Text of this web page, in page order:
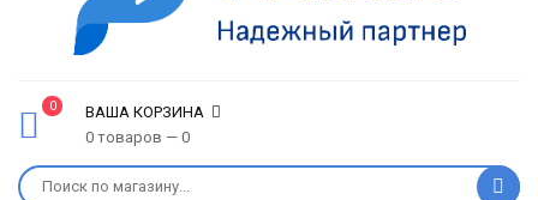
0
ВАША КОРЗИНА
0 товаров — 0